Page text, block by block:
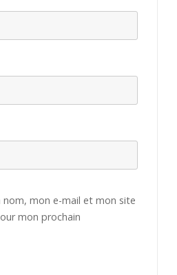
nom, mon e-mail et mon site
mon prochain